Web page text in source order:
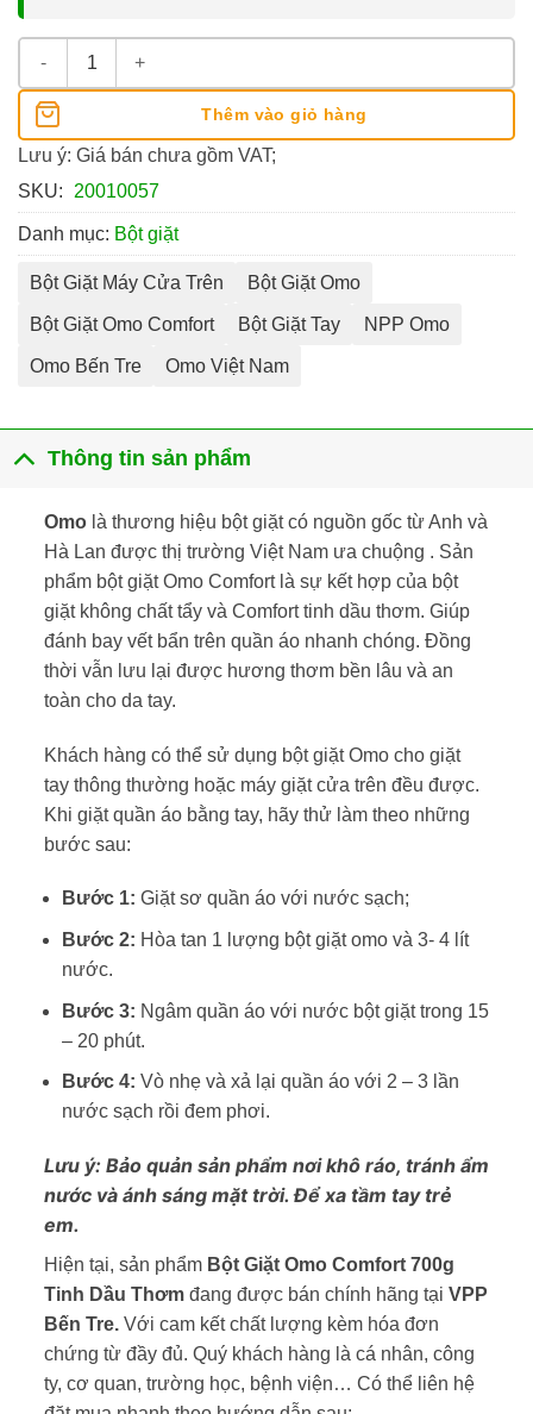
Bột Giặt Omo Comfort 700g số lượng
Thêm vào giỏ hàng
Lưu ý: Giá bán chưa gồm VAT;
SKU:
20010057
Danh mục: Bột giặt
Bột Giặt Máy Cửa Trên Bột Giặt Omo
Bột Giặt Omo Comfort Bột Giặt Tay NPP Omo
Omo Bến Tre Omo Việt Nam
Thông tin sản phẩm
Omolà thương hiệu bột giặt có nguồn gốc từ Anh và
Hà Lan được thị trường Việt Nam ưa chuộng . Sản
phẩm bột giặt Omo Comfort là sự kết hợp của bột
giặt không chất tẩy và Comfort tinh dầu thơm. Giúp
đánh bay vết bẩn trên quần áo nhanh chóng. Đồng
thời vẫn lưu lại được hương thơm bền lâu và an
toàn cho da tay.
Khách hàng có thể sử dụng bột giặt Omo cho giặt
tay thông thường hoặc máy giặt cửa trên đều được.
Khi giặt quần áo bằng tay, hãy thử làm theo những
bước sau:
Bước 1: Giặt sơ quần áo với nước sạch;
Bước 2: Hòa tan 1 lượng bột giặt omo và 3- 4 lít
nước.
Bước 3: Ngâm quần áo với nước bột giặt trong 15
– 20 phút.
Bước 4: Vò nhẹ và xả lại quần áo với 2 – 3 lần
nước sạch rồi đem phơi.
Lưu ý: Bảo quản sản phẩm nơi khô ráo, tránh ẩm
nước và ánh sáng mặt trời. Để xa tầm tay trẻ
em.
Hiện tại, sản phẩm Bột Giặt Omo Comfort 700g
Tinh Dầu Thơmđang được bán chính hãng tại VPP
Bến Tre.Với cam kết chất lượng kèm hóa đơn
chứng từ đầy đủ. Quý khách hàng là cá nhân, công
ty, cơ quan, trường học, bệnh viện… Có thể liên hệ